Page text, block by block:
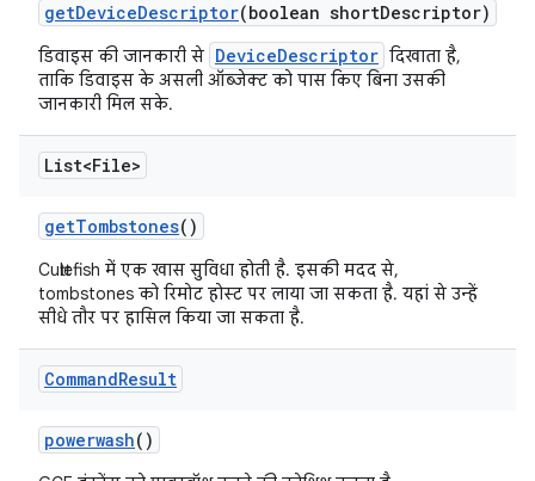
getDeviceDescriptor(boolean shortDescriptor)
डिवाइस की जानकारी से DeviceDescriptor दिखाता है,
ताकि डिवाइस के असली ऑब्जेक्ट को पास किए बिना उसकी
जानकारी मिल सके.
List<File>
getTombstones()
Cuttlefish में एक खास सुविधा होती है. इसकी मदद से,
tombstones को रिमोट होस्ट पर लाया जा सकता है. यहां से उन्हें
सीधे तौर पर हासिल किया जा सकता है.
CommandResult
powerwash()